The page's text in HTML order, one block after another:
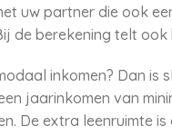
uw partner die ook
de berekening telt
inkomen? Dan
jaarinkomen van
De extra leenruimte